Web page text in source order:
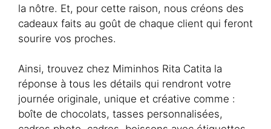
la nôtre. Et, pour cette raison, nous créons des
cadeaux faits au goût de chaque client qui feront
sourire vos proches.
Ainsi, trouvez chez Miminhos Rita Catita la
réponse à tous les détails qui rendront votre
journée originale, unique et créative comme :
boîte de chocolats, tasses personnalisées,